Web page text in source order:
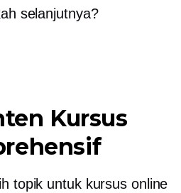
selanjutnya?
Kursus
topik untuk kursus online